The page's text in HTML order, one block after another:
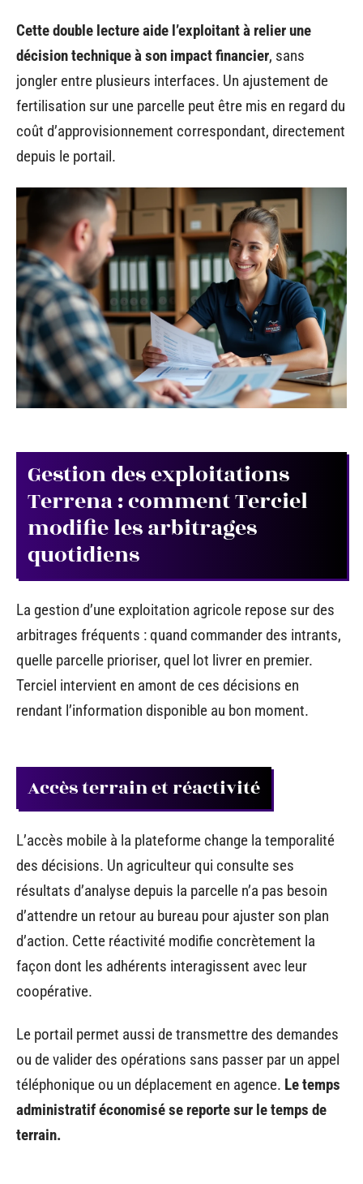
Cette double lecture aide l’exploitant à relier une
décision technique à son impact financier, sans
jongler entre plusieurs interfaces. Un ajustement de
fertilisation sur une parcelle peut être mis en regard du
coût d’approvisionnement correspondant, directement
depuis le portail.
Gestion des exploitations
Terrena : comment Terciel
modifie les arbitrages
quotidiens
La gestion d’une exploitation agricole repose sur des
arbitrages fréquents : quand commander des intrants,
quelle parcelle prioriser, quel lot livrer en premier.
Terciel intervient en amont de ces décisions en
rendant l’information disponible au bon moment.
Accès terrain et réactivité
L’accès mobile à la plateforme change la temporalité
des décisions. Un agriculteur qui consulte ses
résultats d’analyse depuis la parcelle n’a pas besoin
d’attendre un retour au bureau pour ajuster son plan
d’action. Cette réactivité modifie concrètement la
façon dont les adhérents interagissent avec leur
coopérative.
Le portail permet aussi de transmettre des demandes
ou de valider des opérations sans passer par un appel
téléphonique ou un déplacement en agence. Le temps
administratif économisé se reporte sur le temps de
terrain.